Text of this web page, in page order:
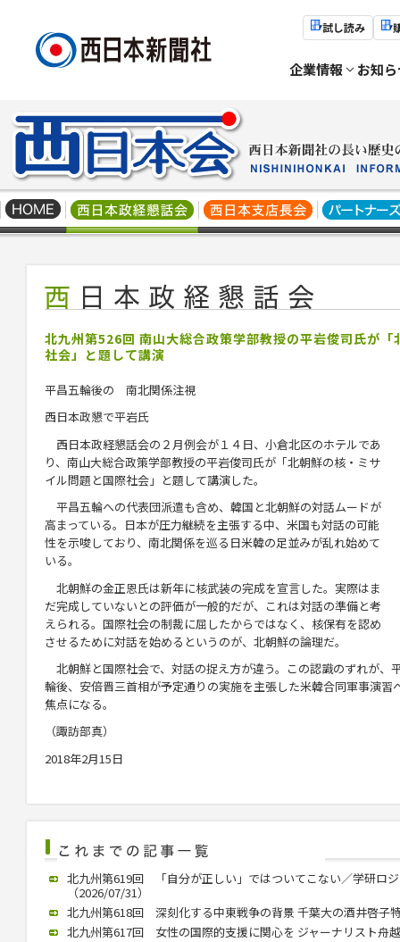
試し読み
企業情報 お知
北九州第526回 南山大総合政策学部教授の平岩俊司氏が
社会」と題して講演
平昌五輪後の 南北関係注視
西日本政懇で平岩氏
西日本政経懇話会の２月例会が１４日、小倉北区のホテルであ
り、南山大総合政策学部教授の平岩俊司氏が「北朝鮮の核・ミサ
イル問題と国際社会」と題して講演した。
平昌五輪への代表団派遣も含め、韓国と北朝鮮の対話ムードが
高まっている。日本が圧力継続を主張する中、米国も対話の可能
性を示唆しており、南北関係を巡る日米韓の足並みが乱れ始めて
いる。
北朝鮮の金正恩氏は新年に核武装の完成を宣言した。実際はま
だ完成していないとの評価が一般的だが、これは対話の準備と考
えられる。国際社会の制裁に屈したからではなく、核保有を認め
させるために対話を始めるというのが、北朝鮮の論理だ。
北朝鮮と国際社会で、対話の捉え方が違う。この認識のずれが、
輪後、安倍晋三首相が予定通りの実施を主張した米韓合同軍事演
焦点になる。
（諏訪部真）
2018年2月15日
北九州第619回 「自分が正しい」ではついてこない／学研ロ
（2026/07/31）
北九州第618回 深刻化する中東戦争の背景 千葉大の酒井啓子
北九州第617回 女性の国際的支援に関心を ジャーナリスト舟